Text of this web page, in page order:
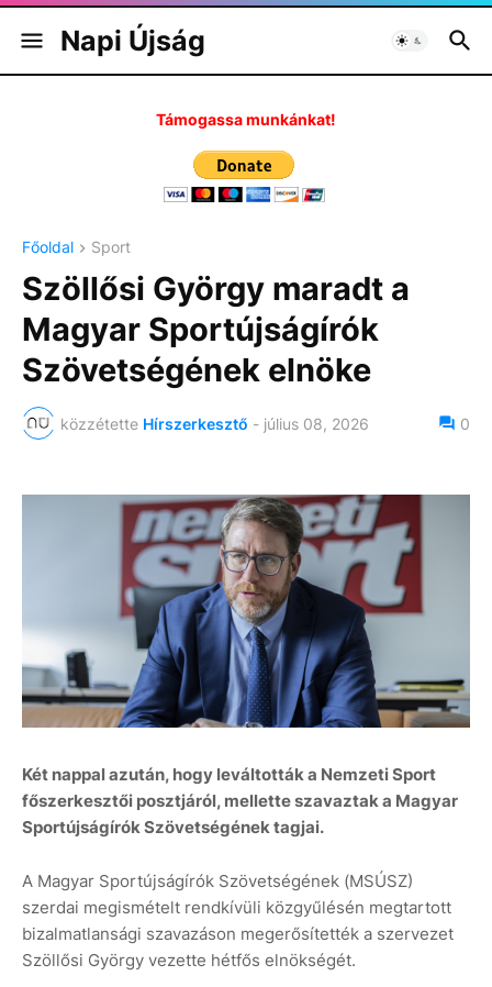
Napi Újság
Támogassa munkánkat!
Főoldal Sport
Szöllősi György maradt a
Magyar Sportújságírók
Szövetségének elnöke
közzétette Hírszerkesztő - július 08, 2026 0
Két nappal azután, hogy leváltották a Nemzeti Sport
főszerkesztői posztjáról, mellette szavaztak a Magyar
Sportújságírók Szövetségének tagjai.
A Magyar Sportújságírók Szövetségének (MSÚSZ)
szerdai megismételt rendkívüli közgyűlésén megtartott
bizalmatlansági szavazáson megerősítették a szervezet
Szöllősi György vezette hétfős elnökségét.